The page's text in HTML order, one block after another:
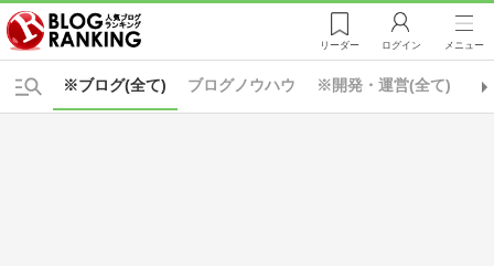
リーダー ログイン メニュー
※ブログ(全て) ※開発・運営(全て)
ブログノウハウ